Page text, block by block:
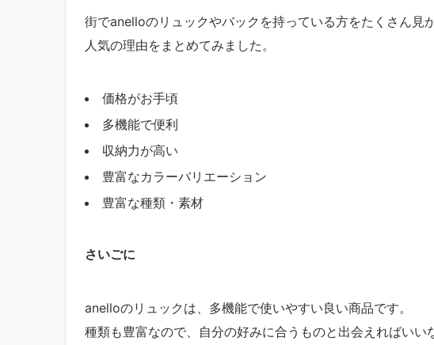
街でanelloのリュックやバックを持っている方をたくさん見
人気の理由をまとめてみました。
価格がお手頃
多機能で便利
収納力が高い
豊富なカラーバリエーション
豊富な種類・素材
さいごに
anelloのリュックは、多機能で使いやすい良い商品です。
種類も豊富なので、自分の好みに合うものと出会えればいい